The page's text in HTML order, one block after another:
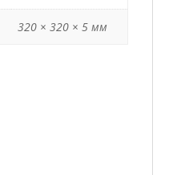
320 × 320 × 5 мм